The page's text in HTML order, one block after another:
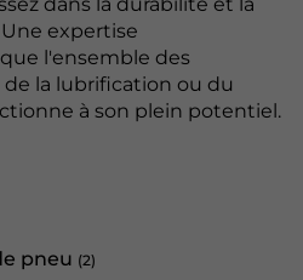
pneu (2)
expertise
l'ensemble des
de la lubrification ou du
à son plein potentiel.